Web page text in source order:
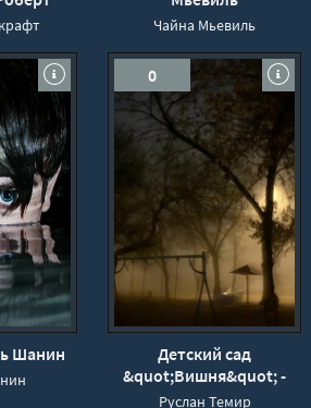
Чайна Мьевиль
Шанин
0
Детский сад
&quot;Вишня&quot; -
Руслан Темир
Руслан Темир